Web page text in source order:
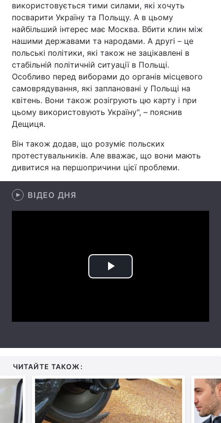
Спорт Наука
Техно і зв'язок Лайт
Зброя Інциденти
Здоров'я Туризм
Цікавинки
Екологія Регіони
Лонгріди
Відео з Youtube Статті
Інтерв'ю
Архів Вакансії
використовується тими силами, які хочуть
посварити Україну та Польщу. А в цьому
найбільший інтерес має Москва. Вбити клин між
нашими державами та народами. А другі – це
польські політики, які також не зацікавлені в
стабільній політичній ситуації в Польщі.
Особливо перед виборами до органів місцевого
самоврядування, які заплановані у Польщі на
квітень. Вони також розігрують цю карту і при
цьому використовують Україну", – пояснив
Дещиця.
Він також додав, що розуміє польских
протестувальників. Але вважає, що вони мають
дивитися на першопричини цієї проблеми.
ВІДЕО ДНЯ
Play
ЧИТАЙТЕ ТАКОЖ: